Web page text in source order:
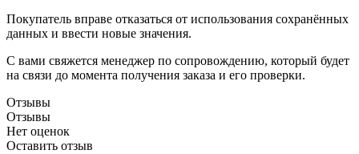
Покупатель вправе отказаться от использования сохранённых
данных и ввести новые значения.
С вами свяжется менеджер по сопровождению, который будет
на связи до момента получения заказа и его проверки.
Отзывы
Отзывы
Нет оценок
Оставить отзыв